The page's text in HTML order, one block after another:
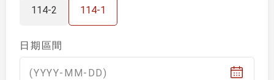
114-2 114-1
日期區間
(YYYY-MM-DD)
目前共 3 筆資料